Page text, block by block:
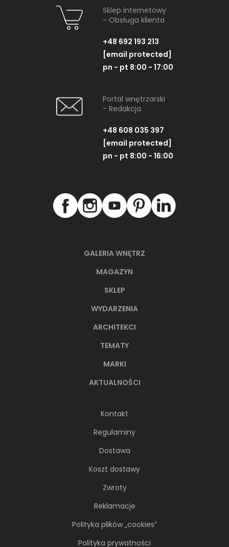
GALERIA WNĘTRZ
MAGAZYN
SKLEP
WYDARZENIA
ARCHITEKCI
TEMATY
MARKI
AKTUALNOŚCI
Kontakt
Regulaminy
Dostawa
Koszt dostawy
Zwroty
Reklamacje
Polityka plików „cookies”
Polityka prywatności
Sklep internetowy
- Obsługa klienta
+48 692 193 213
[email protected]
pn - pt 8:00 - 17:00
Portal wnętrzarski
- Redakcja
+48 608 035 397
[email protected]
pn - pt 8:00 - 16:00